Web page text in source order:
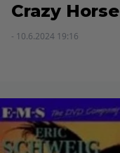
Crazy Horse
- 10.6.2024 19:16